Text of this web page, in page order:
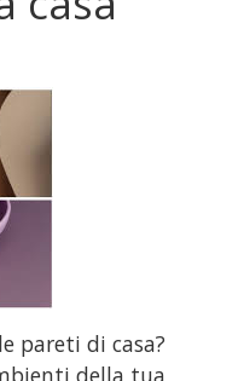
pareti di casa?
della tua